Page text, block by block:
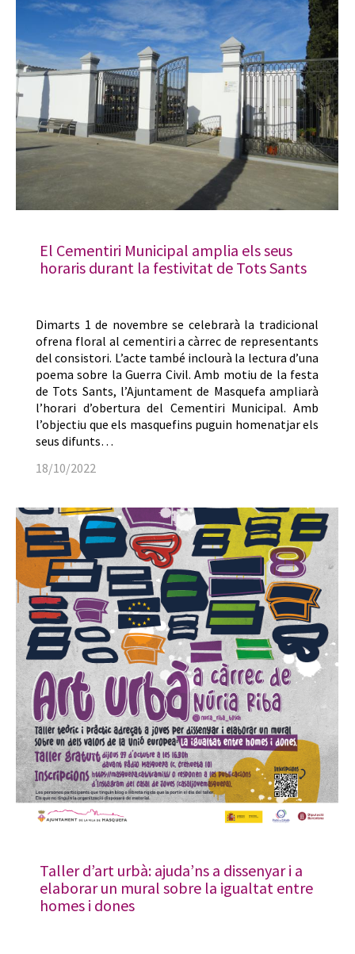
El Cementiri Municipal amplia els seus
horaris durant la festivitat de Tots Sants
Dimarts 1 de novembre se celebrarà la tradicional
ofrena floral al cementiri a càrrec de representants
del consistori. L’acte també inclourà la lectura d’una
poema sobre la Guerra Civil. Amb motiu de la festa
de Tots Sants, l’Ajuntament de Masquefa ampliarà
l’horari d’obertura del Cementiri Municipal. Amb
l’objectiu que els masquefins puguin homenatjar els
seus difunts…
18/10/2022
Taller d’art urbà: ajuda’ns a dissenyar i a
elaborar un mural sobre la igualtat entre
homes i dones